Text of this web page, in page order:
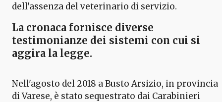
dell'assenza del veterinario di servizio.
La cronaca fornisce diverse
testimonianze dei sistemi con cui si
aggira la legge.
Nell'agosto del 2018 a Busto Arsizio, in provincia
di Varese, è stato sequestrato dai Carabinieri